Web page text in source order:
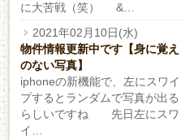
に大苦戦（笑） &…
2021年02月10日(水)
物件情報更新中です【身に覚え
のない写真】
iphoneの新機能で、左にスワイ
プするとランダムで写真が出る
らしいですね 先日左にスワ
イ…